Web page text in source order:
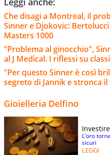
Che disagi a Montreal, il
Sinner e Djokovic:
Masters 1000
"Problema al ginocchio",
al J Medical. I riflessi su
"Per questo Sinner è così
segreto di Jannik e stronca
Gioielleria Delfino
L’oro
sicuri
LEGGI